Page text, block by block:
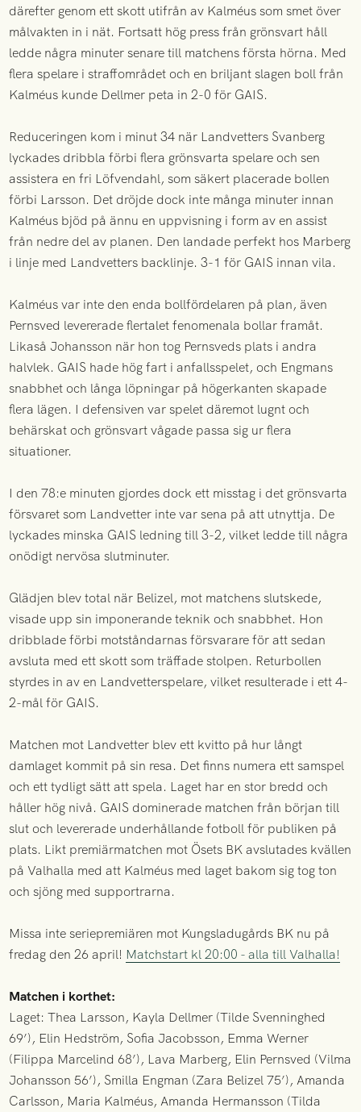
därefter genom ett skott utifrån av Kalméus som smet över
målvakten in i nät. Fortsatt hög press från grönsvart håll
ledde några minuter senare till matchens första hörna. Med
flera spelare i straffområdet och en briljant slagen boll från
Kalméus kunde Dellmer peta in 2-0 för GAIS.
Reduceringen kom i minut 34 när Landvetters Svanberg
lyckades dribbla förbi flera grönsvarta spelare och sen
assistera en fri Löfvendahl, som säkert placerade bollen
förbi Larsson. Det dröjde dock inte många minuter innan
Kalméus bjöd på ännu en uppvisning i form av en assist
från nedre del av planen. Den landade perfekt hos Marberg
i linje med Landvetters backlinje. 3-1 för GAIS innan vila.
Kalméus var inte den enda bollfördelaren på plan, även
Pernsved levererade flertalet fenomenala bollar framåt.
Likaså Johansson när hon tog Pernsveds plats i andra
halvlek. GAIS hade hög fart i anfallsspelet, och Engmans
snabbhet och långa löpningar på högerkanten skapade
flera lägen. I defensiven var spelet däremot lugnt och
behärskat och grönsvart vågade passa sig ur flera
situationer.
I den 78:e minuten gjordes dock ett misstag i det grönsvarta
försvaret som Landvetter inte var sena på att utnyttja. De
lyckades minska GAIS ledning till 3-2, vilket ledde till några
onödigt nervösa slutminuter.
Glädjen blev total när Belizel, mot matchens slutskede,
visade upp sin imponerande teknik och snabbhet. Hon
dribblade förbi motståndarnas försvarare för att sedan
avsluta med ett skott som träffade stolpen. Returbollen
styrdes in av en Landvetterspelare, vilket resulterade i ett 4-
2-mål för GAIS.
Matchen mot Landvetter blev ett kvitto på hur långt
damlaget kommit på sin resa. Det finns numera ett samspel
och ett tydligt sätt att spela. Laget har en stor bredd och
håller hög nivå. GAIS dominerade matchen från början till
slut och levererade underhållande fotboll för publiken på
plats. Likt premiärmatchen mot Ösets BK avslutades kvällen
på Valhalla med att Kalméus med laget bakom sig tog ton
och sjöng med supportrarna.
Missa inte seriepremiären mot Kungsladugårds BK nu på
fredag den 26 april! Matchstart kl 20:00 - alla till Valhalla!
Matchen i korthet:
Laget: Thea Larsson, Kayla Dellmer (Tilde Svenninghed
69’), Elin Hedström, Sofia Jacobsson, Emma Werner
(Filippa Marcelind 68’), Lava Marberg, Elin Pernsved (Vilma
Johansson 56’), Smilla Engman (Zara Belizel 75’), Amanda
Carlsson, Maria Kalméus, Amanda Hermansson (Tilda